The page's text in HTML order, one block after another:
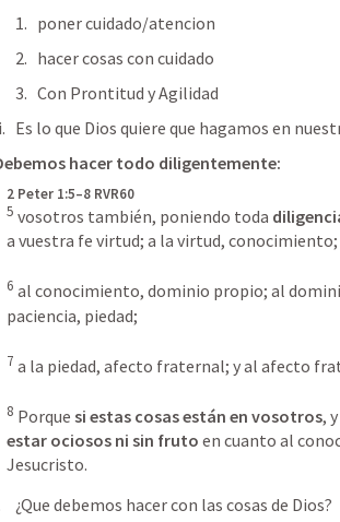
poner cuidado/atencion
hacer cosas con cuidado
Con Prontitud y Agilidad
Es lo que Dios quiere que hagamos en
hacer todo diligentemente:
2 Peter 1:5–8 RVR60
5 vosotros también, poniendo toda
a vuestra fe virtud; a la virtud, conocimiento;
6 al conocimiento, dominio propio; al
paciencia, piedad;
7 a la piedad, afecto fraternal; y al afecto
8 Porque si estas cosas están en vosotros, y
estar ociosos ni sin fruto en cuanto al
Jesucristo.
¿Que debemos hacer con las cosas de Dios?